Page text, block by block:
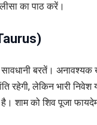
का पाठ करें।
सावधानी बरतें। अनावश्यक
रहेगी, लेकिन भारी
शाम को शिव पूजा